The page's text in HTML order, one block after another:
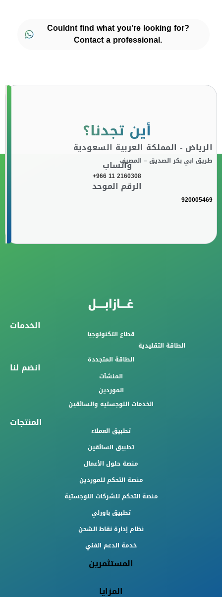
Couldnt find what you’re looking for?
Contact a professional.
أين تجدنا؟
الرياض - المملكة العربية السعودية
طريق ابي بكر الصديق – المصيفواتساب
+966 11 2160308
الرقم الموحد
920005469
الخدمات
قطاع التكنولوجيا
الطاقة التقليدية
الطاقة المتجددة
انضم لنا
المنشآت
الموردين
الخدمات اللوجستيه والسائقين
المنتجات
تطبيق العملاء
تطبيق السائقين
منصة حلول الأعمال
منصة التحكم للموردين
منصة التحكم للشركات اللوجستية
تطبيق باورلي
نظام إدارة نقاط الشحن
خدمة الدعم الفني
المستثمرين
المزايا